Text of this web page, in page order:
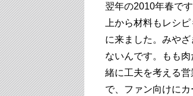
翌年の2010年春で
上から材料もレシ
に来ました。みや
ないんです。もも
緒に工夫を考える
で、ファン向けに